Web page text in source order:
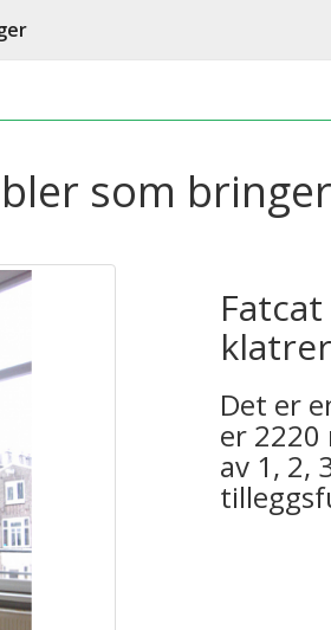
som
Det er
er 2220
av 1, 2,